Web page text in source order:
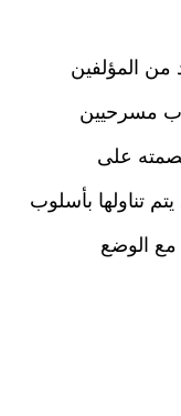
من المؤلفين
مسرحيين
على
تناولها بأسلوب
مع الوضع